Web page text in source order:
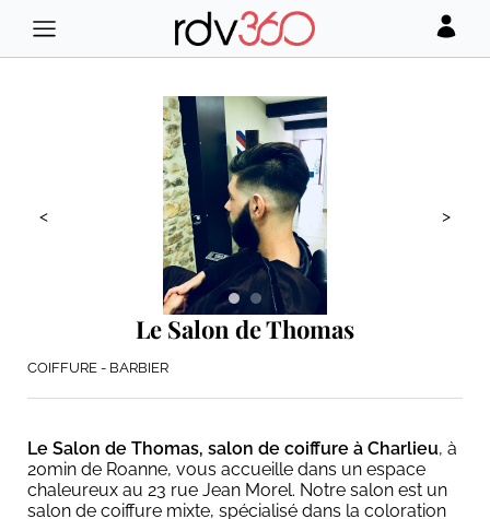
< >
Le Salon de Thomas
COIFFURE - BARBIER
Le Salon de Thomas, salon de coiffure à Charlieu, à
20min de Roanne, vous accueille dans un espace
chaleureux au 23 rue Jean Morel. Notre salon est un
salon de coiffure mixte, spécialisé dans la coloration